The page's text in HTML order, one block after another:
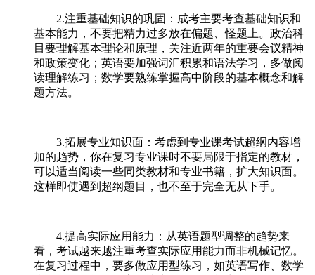
2.注重基础知识的巩固：成考主要考查基础知识和
基本能力，不要把精力过多放在偏题、怪题上。政治科
目要理解基本理论和原理，关注近两年的重要会议精神
和政策变化；英语要加强词汇积累和语法学习，多做阅
读理解练习；数学要熟练掌握高中阶段的基本概念和解
题方法。
3.拓展专业知识面：考虑到专业课考试超纲内容增
加的趋势，你在复习专业课时不要局限于指定的教材，
可以适当阅读一些同类教材和专业书籍，扩大知识面。
这样即使遇到超纲题目，也不至于完全无从下手。
4.提高实际应用能力：从英语题型调整的趋势来
看，考试越来越注重考查实际应用能力而非机械记忆。
在复习过程中，要多做应用型练习，如英语写作、数学